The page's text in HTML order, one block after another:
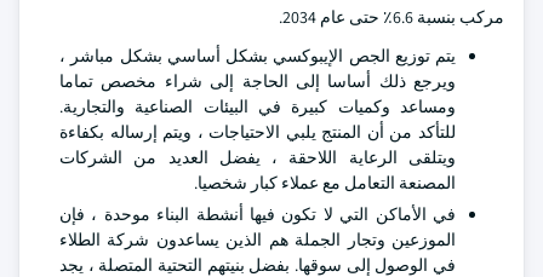
مركب بنسبة 6.6٪ حتى عام 2034.
يتم توزيع الجص الإيبوكسي بشكل أساسي بشكل مباشر ،
ويرجع ذلك أساسا إلى الحاجة إلى شراء مخصص تماما
ومساعد وكميات كبيرة في البيئات الصناعية والتجارية.
للتأكد من أن المنتج يلبي الاحتياجات ، ويتم إرساله بكفاءة
ويتلقى الرعاية اللاحقة ، يفضل العديد من الشركات
المصنعة التعامل مع عملاء كبار شخصيا.
في الأماكن التي لا تكون فيها أنشطة البناء موحدة ، فإن
الموزعين وتجار الجملة هم الذين يساعدون شركة الطلاء
في الوصول إلى سوقها. بفضل بنيتهم التحتية المتصلة ، يجد